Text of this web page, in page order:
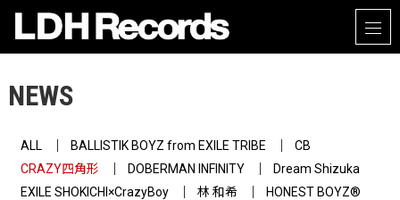
NEWS
ALL BALLISTIK BOYZ from EXILE TRIBE
CB
CRAZY四角形
DOBERMAN INFINITY
Dream Shizuka
EXILE SHOKICHI×CrazyBoy
林 和希
HONEST BOYZ®